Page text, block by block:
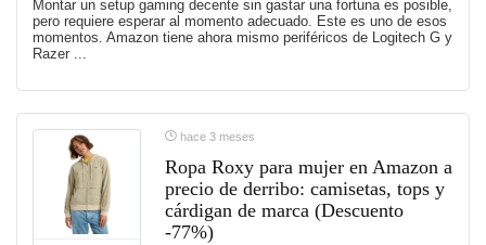
Montar un setup gaming decente sin gastar una fortuna es posible,
pero requiere esperar al momento adecuado. Este es uno de esos
momentos. Amazon tiene ahora mismo periféricos de Logitech G y
Razer ...
hace 3 meses
Ropa Roxy para mujer en Amazon a
precio de derribo: camisetas, tops y
cárdigan de marca (Descuento
-77%)